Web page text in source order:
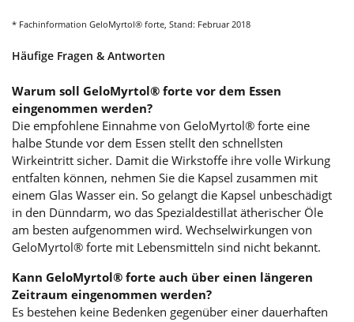
* Fachinformation GeloMyrtol® forte, Stand: Februar 2018
Häufige Fragen & Antworten
Warum soll GeloMyrtol® forte vor dem Essen
eingenommen werden?
Die empfohlene Einnahme von GeloMyrtol® forte eine
halbe Stunde vor dem Essen stellt den schnellsten
Wirkeintritt sicher. Damit die Wirkstoffe ihre volle Wirkung
entfalten können, nehmen Sie die Kapsel zusammen mit
einem Glas Wasser ein. So gelangt die Kapsel unbeschädigt
in den Dünndarm, wo das Spezialdestillat ätherischer Öle
am besten aufgenommen wird. Wechselwirkungen von
GeloMyrtol® forte mit Lebensmitteln sind nicht bekannt.
Kann GeloMyrtol® forte auch über einen längeren
Zeitraum eingenommen werden?
Es bestehen keine Bedenken gegenüber einer dauerhaften